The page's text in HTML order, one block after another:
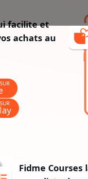
facilite et
achats au
Fidme Courses